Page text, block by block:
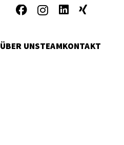
ÜBER UNSTEAMKONTAKT